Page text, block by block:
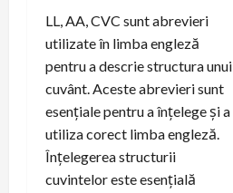
LL, AA, CVC sunt abrevieri
utilizate în limba engleză
pentru a descrie structura unui
cuvânt. Aceste abrevieri sunt
esențiale pentru a înțelege și a
utiliza corect limba engleză.
Înțelegerea structurii
cuvintelor este esențială